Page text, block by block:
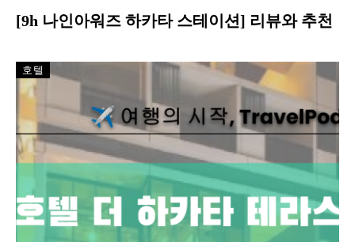
[9h 나인아워즈 하카타 스테이션] 리뷰와 추천
호텔